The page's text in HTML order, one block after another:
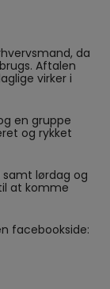
da
Aftalen
virker i
en gruppe
og rykket
samt lørdag og
at komme
facebookside: